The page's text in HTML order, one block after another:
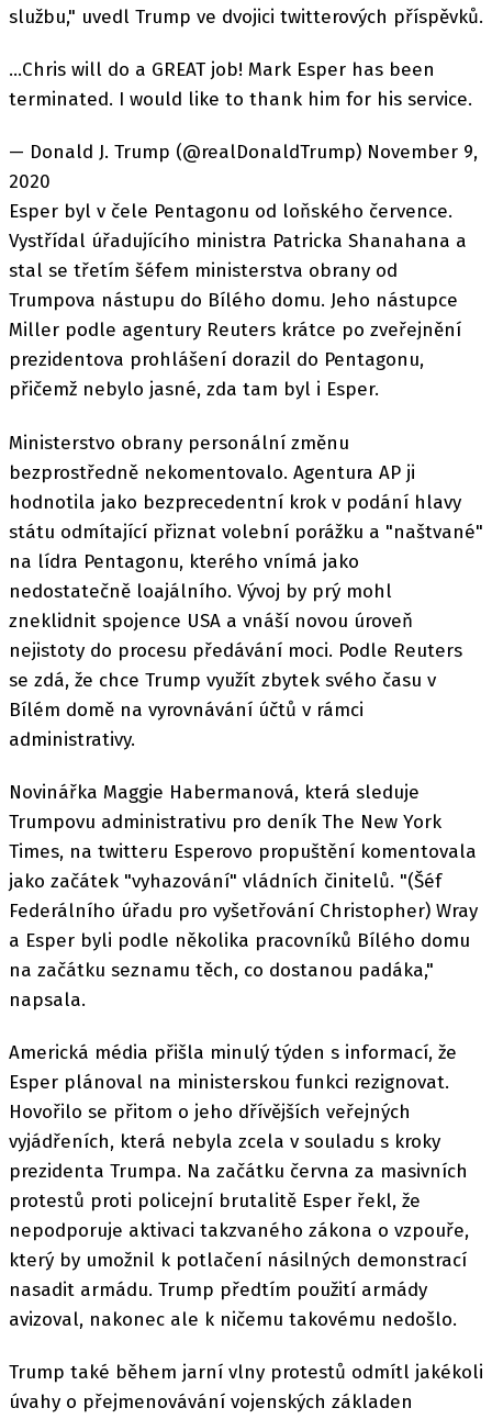
službu," uvedl Trump ve dvojici twitterových příspěvků.
...Chris will do a GREAT job! Mark Esper has been
terminated. I would like to thank him for his service.
— Donald J. Trump (@realDonaldTrump) November 9,
2020
Esper byl v čele Pentagonu od loňského července.
Vystřídal úřadujícího ministra Patricka Shanahana a
stal se třetím šéfem ministerstva obrany od
Trumpova nástupu do Bílého domu. Jeho nástupce
Miller podle agentury Reuters krátce po zveřejnění
prezidentova prohlášení dorazil do Pentagonu,
přičemž nebylo jasné, zda tam byl i Esper.
Ministerstvo obrany personální změnu
bezprostředně nekomentovalo. Agentura AP ji
hodnotila jako bezprecedentní krok v podání hlavy
státu odmítající přiznat volební porážku a "naštvané"
na lídra Pentagonu, kterého vnímá jako
nedostatečně loajálního. Vývoj by prý mohl
zneklidnit spojence USA a vnáší novou úroveň
nejistoty do procesu předávání moci. Podle Reuters
se zdá, že chce Trump využít zbytek svého času v
Bílém domě na vyrovnávání účtů v rámci
administrativy.
Novinářka Maggie Habermanová, která sleduje
Trumpovu administrativu pro deník The New York
Times, na twitteru Esperovo propuštění komentovala
jako začátek "vyhazování" vládních činitelů. "(Šéf
Federálního úřadu pro vyšetřování Christopher) Wray
a Esper byli podle několika pracovníků Bílého domu
na začátku seznamu těch, co dostanou padáka,"
napsala.
Americká média přišla minulý týden s informací, že
Esper plánoval na ministerskou funkci rezignovat.
Hovořilo se přitom o jeho dřívějších veřejných
vyjádřeních, která nebyla zcela v souladu s kroky
prezidenta Trumpa. Na začátku června za masivních
protestů proti policejní brutalitě Esper řekl, že
nepodporuje aktivaci takzvaného zákona o vzpouře,
který by umožnil k potlačení násilných demonstrací
nasadit armádu. Trump předtím použití armády
avizoval, nakonec ale k ničemu takovému nedošlo.
Trump také během jarní vlny protestů odmítl jakékoli
úvahy o přejmenovávání vojenských základen